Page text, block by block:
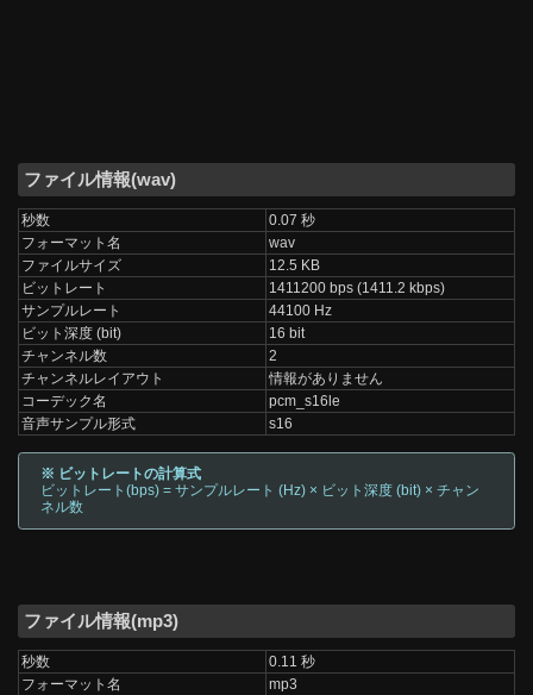
ファイル情報(wav)
秒数
0.07 秒
フォーマット名
wav
ファイルサイズ
12.5 KB
ビットレート
1411200 bps (1411.2 kbps)
サンプルレート
44100 Hz
ビット深度 (bit)
16 bit
チャンネル数
2
チャンネルレイアウト
情報がありません
コーデック名
pcm_s16le
音声サンプル形式
s16
※ ビットレートの計算式
ビットレート(bps) = サンプルレート (Hz) × ビット深度 (bit) × チャン
ネル数
ファイル情報(mp3)
秒数
0.11 秒
フォーマット名
mp3